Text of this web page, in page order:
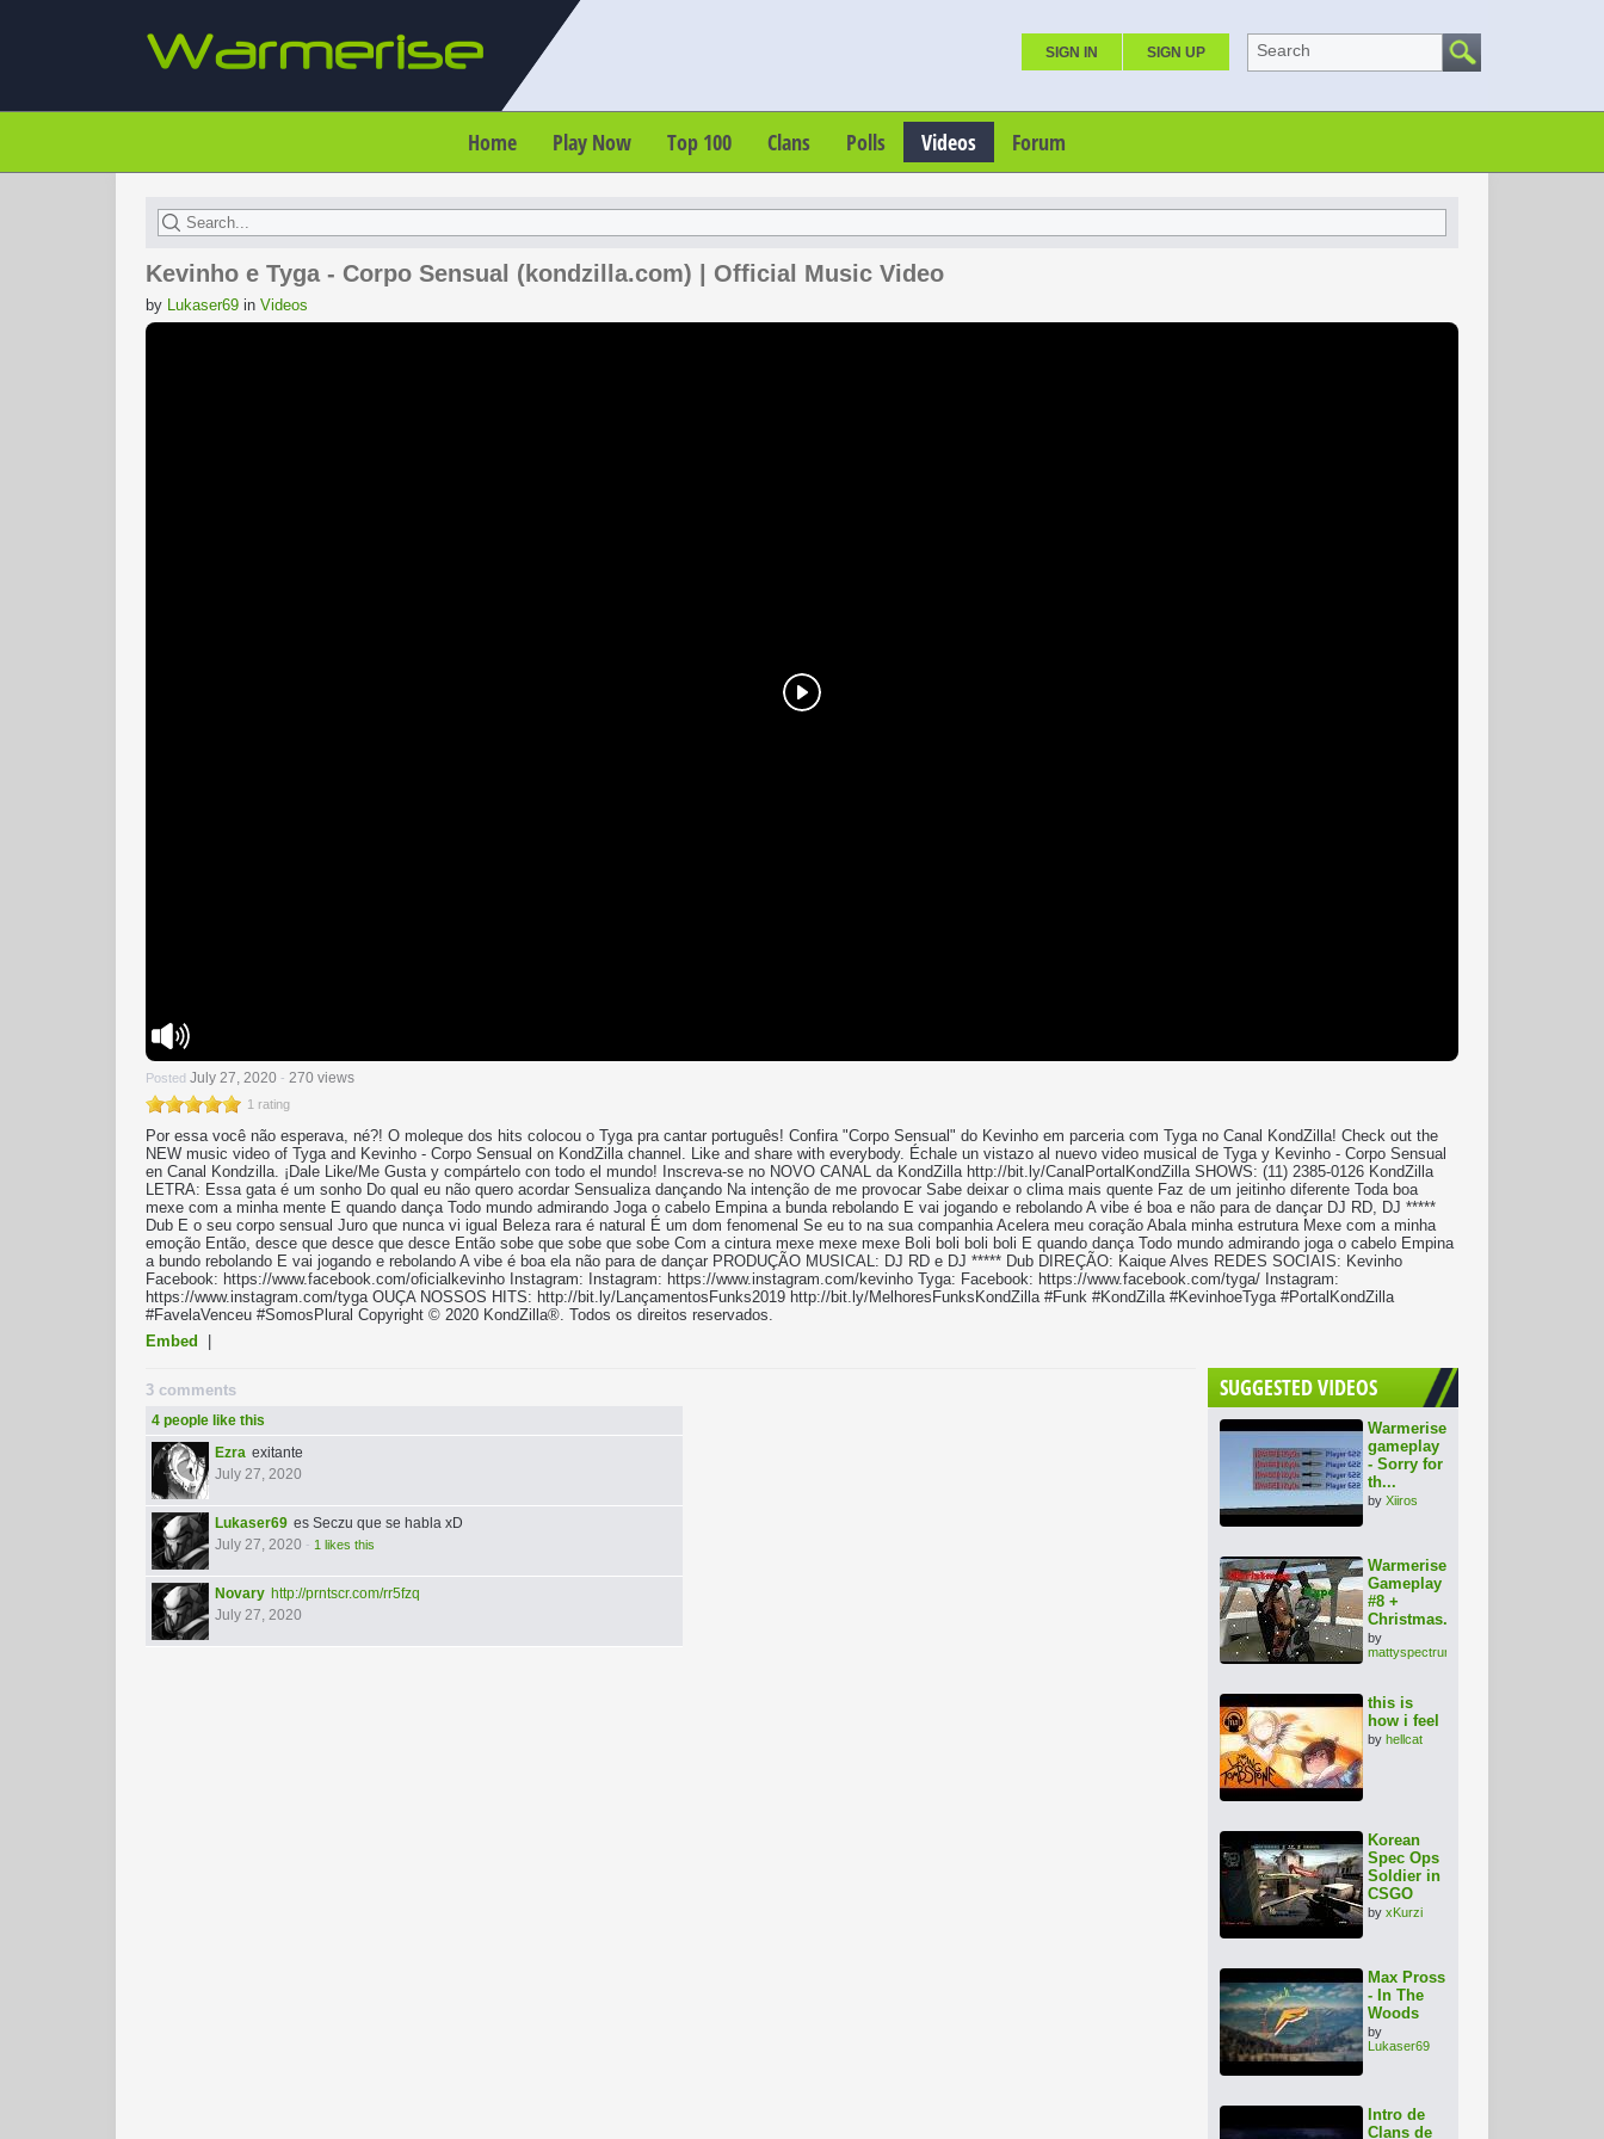
SIGN IN SIGN UP Search
Home Play Now Top 100 Clans Polls Videos Forum
Kevinho e Tyga - Corpo Sensual (kondzilla.com) | Official Music Video
by Lukaser69 in Videos
Posted July 27, 2020 - 270 views
1 rating
Por essa você não esperava, né?! O moleque dos hits colocou o Tyga pra cantar português! Confira "Corpo Sensual" do Kevinho em parceria com Tyga no Canal KondZilla! Check out the
NEW music video of Tyga and Kevinho - Corpo Sensual on KondZilla channel. Like and share with everybody. Échale un vistazo al nuevo video musical de Tyga y Kevinho - Corpo Sensual
en Canal Kondzilla. ¡Dale Like/Me Gusta y compártelo con todo el mundo! Inscreva-se no NOVO CANAL da KondZilla http://bit.ly/CanalPortalKondZilla SHOWS: (11) 2385-0126 KondZilla
LETRA: Essa gata é um sonho Do qual eu não quero acordar Sensualiza dançando Na intenção de me provocar Sabe deixar o clima mais quente Faz de um jeitinho diferente Toda boa
mexe com a minha mente E quando dança Todo mundo admirando Joga o cabelo Empina a bunda rebolando E vai jogando e rebolando A vibe é boa e não para de dançar DJ RD, DJ *****
Dub E o seu corpo sensual Juro que nunca vi igual Beleza rara é natural É um dom fenomenal Se eu to na sua companhia Acelera meu coração Abala minha estrutura Mexe com a minha
emoção Então, desce que desce que desce Então sobe que sobe que sobe Com a cintura mexe mexe mexe Boli boli boli boli E quando dança Todo mundo admirando joga o cabelo Empina
a bundo rebolando E vai jogando e rebolando A vibe é boa ela não para de dançar PRODUÇÃO MUSICAL: DJ RD e DJ ***** Dub DIREÇÃO: Kaique Alves REDES SOCIAIS: Kevinho
Facebook: https://www.facebook.com/oficialkevinho Instagram: Instagram: https://www.instagram.com/kevinho Tyga: Facebook: https://www.facebook.com/tyga/ Instagram:
https://www.instagram.com/tyga OUÇA NOSSOS HITS: http://bit.ly/LançamentosFunks2019 http://bit.ly/MelhoresFunksKondZilla #Funk #KondZilla #KevinhoeTyga #PortalKondZilla
#FavelaVenceu #SomosPlural Copyright © 2020 KondZilla®. Todos os direitos reservados.
Embed
SUGGESTED VIDEOS
Warmerise
gameplay
- Sorry for
th...
by Xiiros
Warmerise
Gameplay
#8 +
Christmas...
by
mattyspectrum
this is
how i feel
by hellcat
Korean
Spec Ops
Soldier in
CSGO
by xKurzi
Max Pross
- In The
Woods
by
Lukaser69
Intro de
Clans de
3 comments
4 people like this
Ezra exitante
July 27, 2020
Lukaser69 es Seczu que se habla xD
July 27, 2020 - 1 likes this
Novary http://prntscr.com/rr5fzq
July 27, 2020